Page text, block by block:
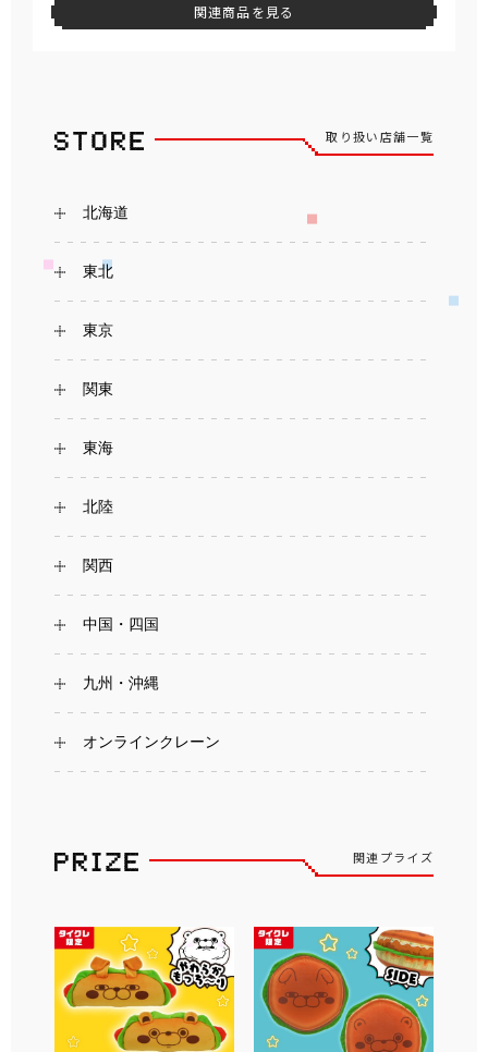
関連商品を見る
取り扱い店舗一覧
北海道
東北
東京
関東
東海
北陸
関西
中国・四国
九州・沖縄
オンラインクレーン
関連プライズ